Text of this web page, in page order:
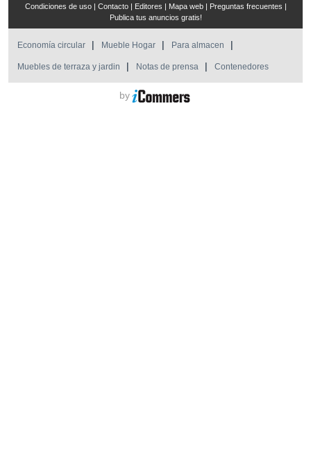
Condiciones de uso| Contacto| Editores | Mapa web| Preguntas frecuentes |
Publica tus anuncios gratis!
Economía circular Mueble Hogar Para almacen
Muebles de terraza y jardin Notas de prensa Contenedores
by